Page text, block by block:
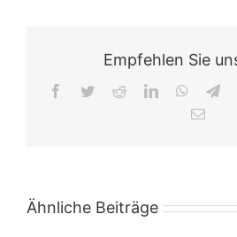
Empfehlen Sie
Facebook
TwitterRedditLinkedIn
E-
Ähnliche Beiträge